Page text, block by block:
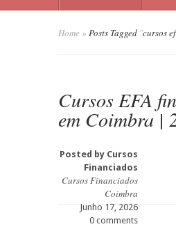
Home » Posts Tagged "cursos
Cursos EFA
em Coimbra |
Posted by Cursos
Financiados
Cursos Financiados
Coimbra
Junho 17, 2026
0 comments